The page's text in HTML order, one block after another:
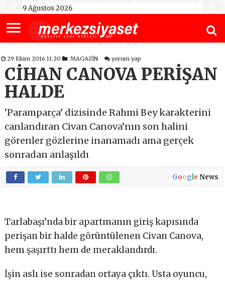
9 Ağustos 2026
29 Ekim 2016 11:20 MAGAZİN yorum yap
CİHAN CANOVA PERİŞAN
HALDE
‘Paramparça’ dizisinde Rahmi Bey karakterini
canlandıran Civan Canova’nın son halini
görenler gözlerine inanamadı ama gerçek
sonradan anlaşıldı
Google News
Tarlabaşı’nda bir apartmanın giriş kapısında
perişan bir halde görüntülenen Civan Canova,
hem şaşırttı hem de meraklandırdı.
İşin aslı ise sonradan ortaya çıktı. Usta oyuncu,